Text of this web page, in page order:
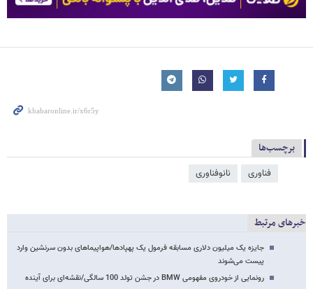
برچسب‌ها
فناوری نانوفناوری
خبرهای مرتبط
جایزه یک میلیون دلاری مسابقه فرمول یک پهپادها/هواپیماهای بدون سرنشین وارد
پیست می‌شوند
رونمایی از خودروی مفهومی BMW در جشن تولد 100 سالگی/نقشه‌ای برای آینده